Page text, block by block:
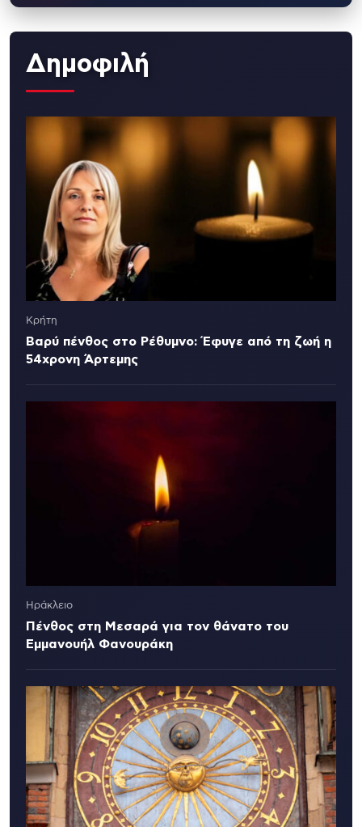
Δημοφιλή
Κρήτη
Βαρύ πένθος στο Ρέθυμνο: Έφυγε από τη ζωή η
54χρονη Άρτεμης
Ηράκλειο
Πένθος στη Μεσαρά για τον θάνατο του
Εμμανουήλ Φανουράκη